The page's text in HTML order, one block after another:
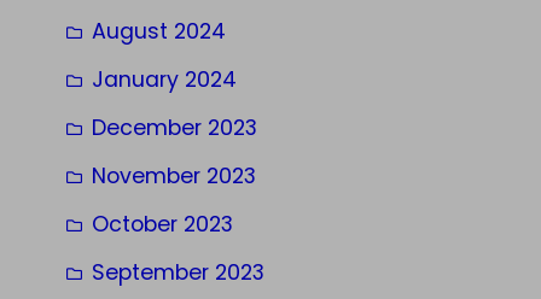
August 2024
January 2024
December 2023
November 2023
October 2023
September 2023